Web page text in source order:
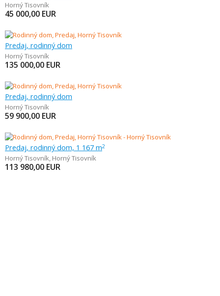
Horný Tisovník
45 000,00 EUR
Predaj, rodinný dom
Horný Tisovník
135 000,00 EUR
Predaj, rodinný dom
Horný Tisovník
59 900,00 EUR
Predaj, rodinný dom, 1 167 m2
Horný Tisovník, Horný Tisovník
113 980,00 EUR